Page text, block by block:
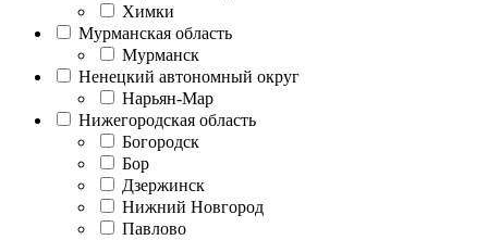
Химки
Мурманская область
Мурманск
Ненецкий автономный округ
Нарьян-Мар
Нижегородская область
Богородск
Бор
Дзержинск
Нижний Новгород
Павлово